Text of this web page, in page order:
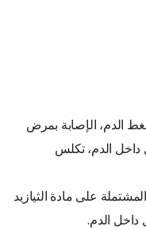
الدم، الإصابة بمرض
داخل الدم، تكلس
على مادة الثيازيد
داخل الدم.